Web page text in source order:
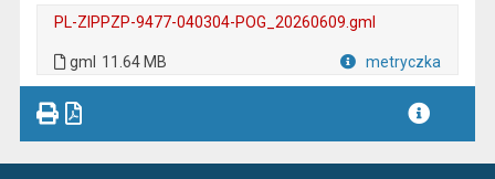
PL-ZIPPZP-9477-040304-POG_20260609.gml
gml 11.64 MB metryczka